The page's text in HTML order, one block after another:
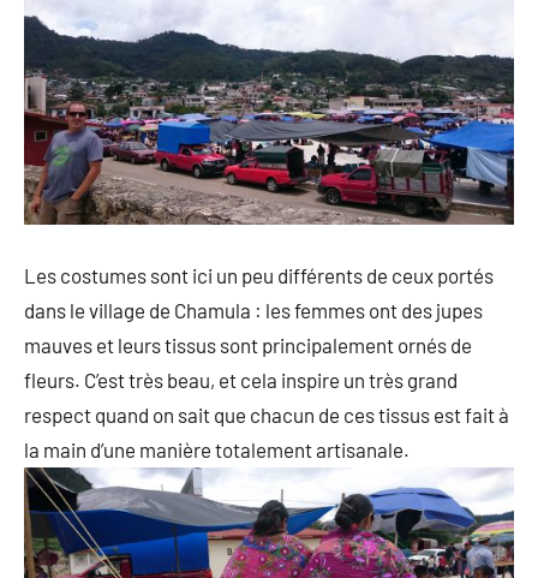
Les costumes sont ici un peu différents de ceux portés
dans le village de Chamula : les femmes ont des jupes
mauves et leurs tissus sont principalement ornés de
fleurs. C’est très beau, et cela inspire un très grand
respect quand on sait que chacun de ces tissus est fait à
la main d’une manière totalement artisanale.